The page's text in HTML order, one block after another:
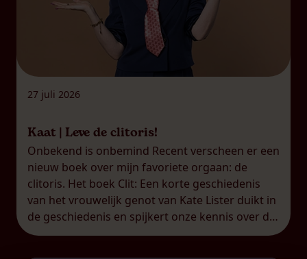
27 juli 2026
Kaat | Leve de clitoris!
Onbekend is onbemind Recent verscheen er een
nieuw boek over mijn favoriete orgaan: de
clitoris. Het boek Clit: Een korte geschiedenis
van het vrouwelijk genot van Kate Lister duikt in
de geschiedenis en spijkert onze kennis over de
clitoris duchtig bij. Dat is helaas nog altijd nodig,